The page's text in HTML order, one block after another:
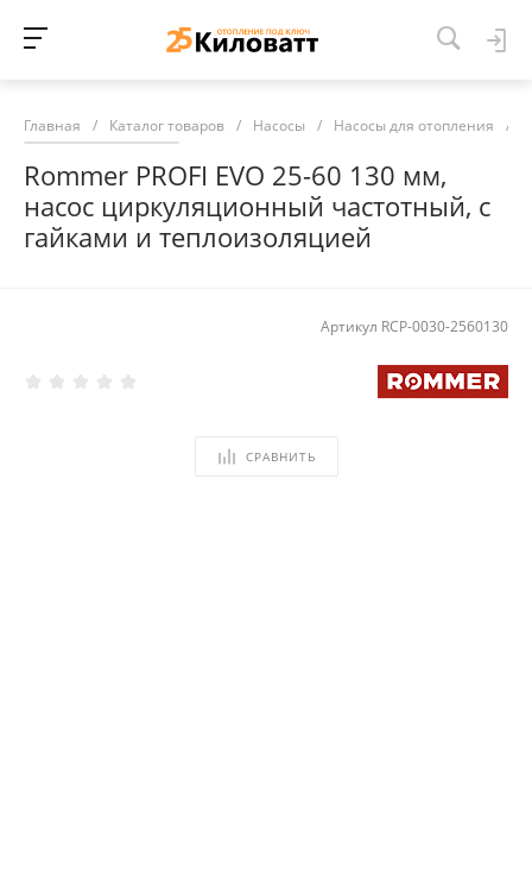
Главная / Каталог товаров / Насосы / Насосы для отопления /
Rommer PROFI EVO 25-60 130 мм,
насос циркуляционный частотный, с
гайками и теплоизоляцией
Артикул RCP-0030-2560130
СРАВНИТЬ